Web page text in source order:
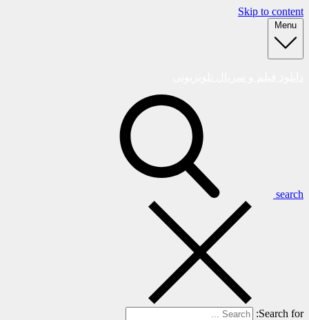
Skip to content
Menu
search
Search for: